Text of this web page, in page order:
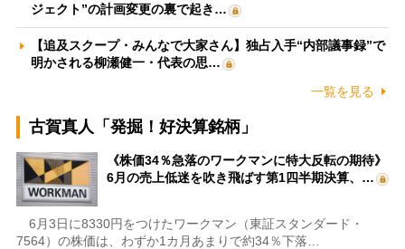
ジェクト”の計画変更の裏で起き…
【追及スクープ・みんなで大家さん】独占入手“内部議事録”で
明かされる柳瀬健一・代表の思…
一覧を見る
古賀真人「発掘！好決算銘柄」
《株価34％急落のワークマンに特大反転の期待》
6月の売上低迷を吹き飛ばす第1四半期決算、…
6月3日に8330円をつけたワークマン（東証スタンダード・
7564）の株価は、わずか1カ月あまりで約34％下落…